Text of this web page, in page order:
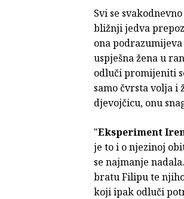
Svi se
bližnji jedva
ona
uspješna žena u
odluči promijeniti
samo čvrsta volja i
djevojčicu, onu
"Eksperiment
je to i o njezinoj
se najmanje
bratu Filipu te
koji ipak odluči